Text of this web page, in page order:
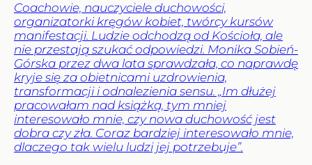
Coachowie, nauczyciele duchowości,
organizatorki kręgów kobiet, twórcy kursów
manifestacji. Ludzie odchodzą od Kościoła, ale
nie przestają szukać odpowiedzi. Monika Sobień-
Górska przez dwa lata sprawdzała, co naprawdę
kryje się za obietnicami uzdrowienia,
transformacji i odnalezienia sensu. „Im dłużej
pracowałam nad książką, tym mniej
interesowało mnie, czy nowa duchowość jest
dobra czy zła. Coraz bardziej interesowało mnie,
dlaczego tak wielu ludzi jej potrzebuje”.